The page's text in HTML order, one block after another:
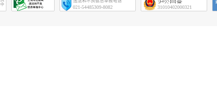
021-54485309-8082 31010402000321